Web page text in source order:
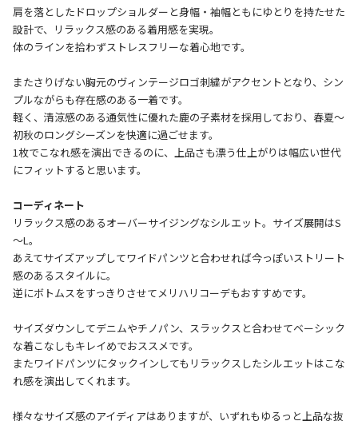
肩を落としたドロップショルダーと身幅・袖幅ともにゆとりを持たせた
設計で、リラックス感のある着用感を実現。
体のラインを拾わずストレスフリーな着心地です。
またさりげない胸元のヴィンテージロゴ刺繍がアクセントとなり、シン
プルながらも存在感のある一着です。
軽く、清涼感のある通気性に優れた鹿の子素材を採用しており、春夏～
初秋のロングシーズンを快適に過ごせます。
1枚でこなれ感を演出できるのに、上品さも漂う仕上がりは幅広い世代
にフィットすると思います。
コーディネート
リラックス感のあるオーバーサイジングなシルエット。サイズ展開はS
～L。
あえてサイズアップしてワイドパンツと合わせれば今っぽいストリート
感のあるスタイルに。
逆にボトムスをすっきりさせてメリハリコーデもおすすめです。
サイズダウンしてデニムやチノパン、スラックスと合わせてベーシック
な着こなしもキレイめでおススメです。
またワイドパンツにタックインしてもリラックスしたシルエットはこな
れ感を演出してくれます。
様々なサイズ感のアイディアはありますが、いずれもゆるっと上品な抜